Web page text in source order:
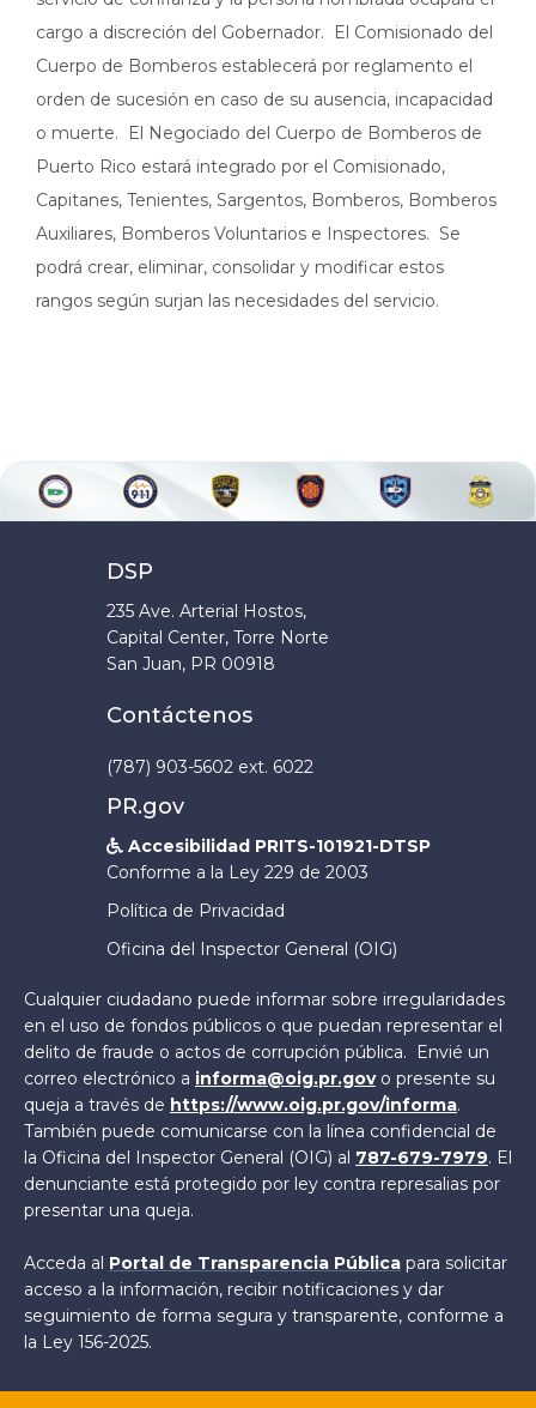
cargo a discreción del Gobernador. El Comisionado del
Cuerpo de Bomberos establecerá por reglamento el
orden de sucesión en caso de su ausencia, incapacidad
o muerte. El Negociado del Cuerpo de Bomberos de
Puerto Rico estará integrado por el Comisionado,
Capitanes, Tenientes, Sargentos, Bomberos, Bomberos
Auxiliares, Bomberos Voluntarios e Inspectores. Se
podrá crear, eliminar, consolidar y modificar estos
rangos según surjan las necesidades del servicio. ​
DSP
235 Ave. Arterial Hostos,
Capital Center, Torre Norte
San Juan, PR 00918
Contáctenos
(787) 903-5602 ext. 6022
PR.gov
 Accesibilidad PRITS-101921-DTSP
Conforme a la Ley 229 de 2003
Política de Privacidad
Oficina del Inspector General (OIG)
Cualquier ciudadano puede informar sobre irregularidades
en el uso de fondos públicos o que puedan representar el
delito de fraude o actos de corrupción pública. Envié un
correo electrónico a informa@oig.pr.govo presente su
queja a través de https://www.oig.pr.gov/informa.
También puede comunicarse con la línea confidencial de
la Oficina del Inspector General (OIG) al 787-679-7979. El
denunciante está protegido por ley contra represalias por
presentar una queja.
Acceda al Portal de Transparencia Pública para solicitar
acceso a la información, recibir notificaciones y dar
seguimiento de forma segura y transparente, conforme a
la Ley 156-2025.